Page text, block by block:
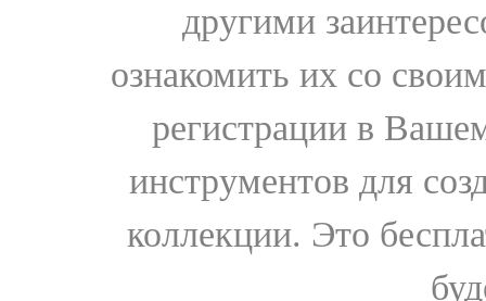
другими
ознакомить их со
регистрации в
инструментов для
коллекции. Это